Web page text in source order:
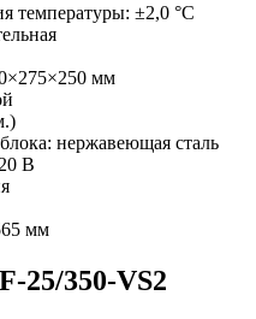
температуры: ±2,0 °С
мм
нержавеющая сталь
В
мм
25/350-VS2